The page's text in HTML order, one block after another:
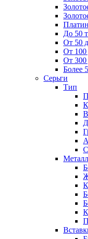
До 50
От 50
От 100
От 300
Более
Серьги
Тип
Металл